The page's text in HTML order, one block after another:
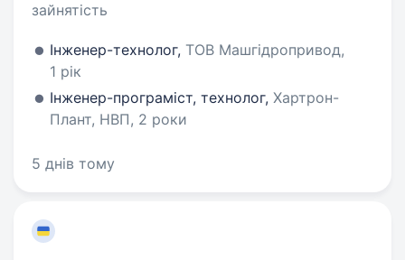
зайнятість
Інженер-технолог, ТОВ Машгідропривод,
1 рік
Інженер-програміст, технолог, Хартрон-
Плант, НВП, 2 роки
5 днів тому